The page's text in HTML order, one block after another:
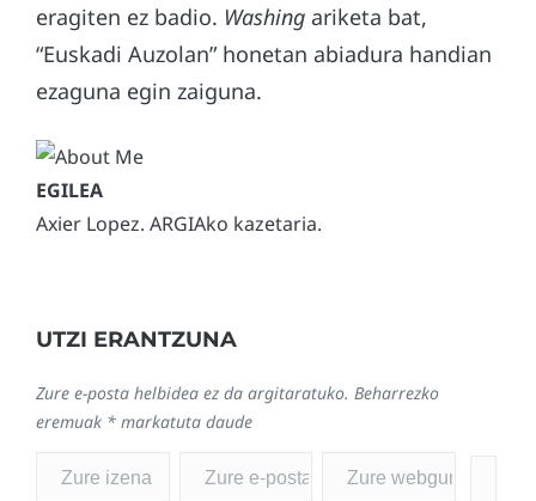
eragiten ez badio. Washing ariketa bat,
“Euskadi Auzolan” honetan abiadura handian
ezaguna egin zaiguna.
Axier Lopez. ARGIAko kazetaria.
UTZI ERANTZUNA
Zure e-posta helbidea ez da argitaratuko. Beharrezko
eremuak * markatuta daude